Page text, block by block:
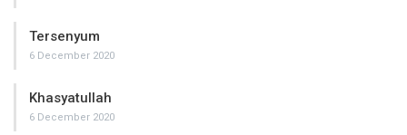
Tersenyum
6 December 2020
Khasyatullah
6 December 2020